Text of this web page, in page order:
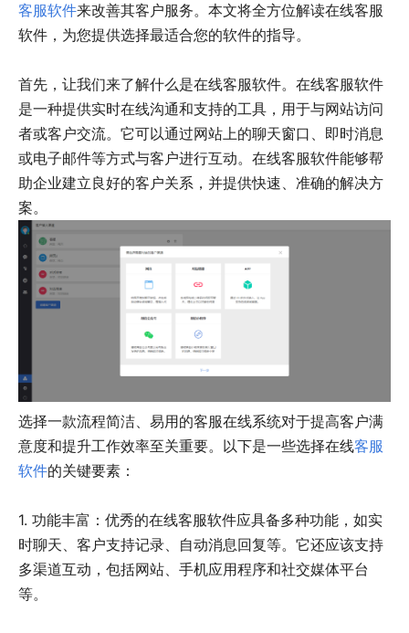
客服软件来改善其客户服务。本文将全方位解读在线客服
软件，为您提供选择最适合您的软件的指导。
首先，让我们来了解什么是在线客服软件。在线客服软件
是一种提供实时在线沟通和支持的工具，用于与网站访问
者或客户交流。它可以通过网站上的聊天窗口、即时消息
或电子邮件等方式与客户进行互动。在线客服软件能够帮
助企业建立良好的客户关系，并提供快速、准确的解决方
案。
选择一款流程简洁、易用的客服在线系统对于提高客户满
意度和提升工作效率至关重要。以下是一些选择在线客服
软件的关键要素：
1. 功能丰富：优秀的在线客服软件应具备多种功能，如实
时聊天、客户支持记录、自动消息回复等。它还应该支持
多渠道互动，包括网站、手机应用程序和社交媒体平台
等。